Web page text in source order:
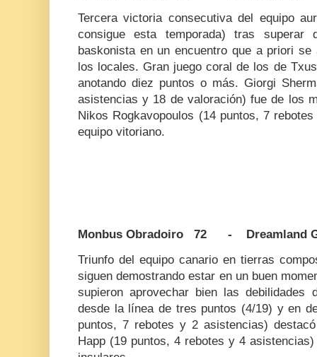
Tercera victoria consecutiva del equipo
consigue esta temporada) tras superar
baskonista en un encuentro que a priori se
los locales. Gran juego coral de los de
anotando diez puntos o más. Giorgi
asistencias y 18 de valoración) fue de los
Nikos Rogkavopoulos (14 puntos, 7
equipo vitoriano.
Monbus Obradoiro 72 - Dreamland
Triunfo del equipo canario en tierras
siguen demostrando estar en un buen
supieron aprovechar bien las debilidades
desde la línea de tres puntos (4/19) y en
puntos, 7 rebotes y 2 asistencias)
Happ (19 puntos, 4 rebotes y 4